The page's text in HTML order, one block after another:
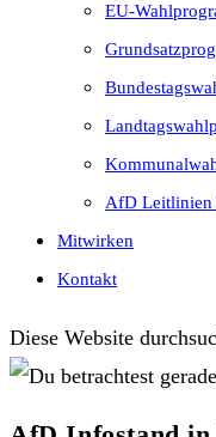
EU-
AfD Leitlinien
Mitwirken
Kontakt
Diese Website